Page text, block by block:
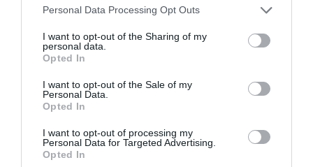
Personal Data Processing Opt Outs
I want to opt-out of the Sharing of my
personal data.
Opted In
I want to opt-out of the Sale of my
Personal Data.
Opted In
I want to opt-out of processing my
Personal Data for Targeted Advertising.
Opted In
Club Pilates
Grupo DiR
David Lloyd